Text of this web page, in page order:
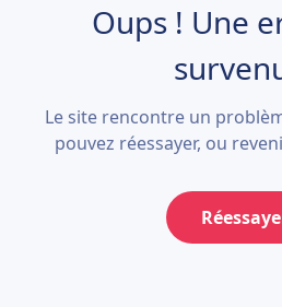
Oups ! Une
Le site rencontre un
pouvez réessayer, ou